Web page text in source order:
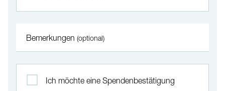
Bemerkungen (optional)
Ich möchte eine Spendenbestätigung